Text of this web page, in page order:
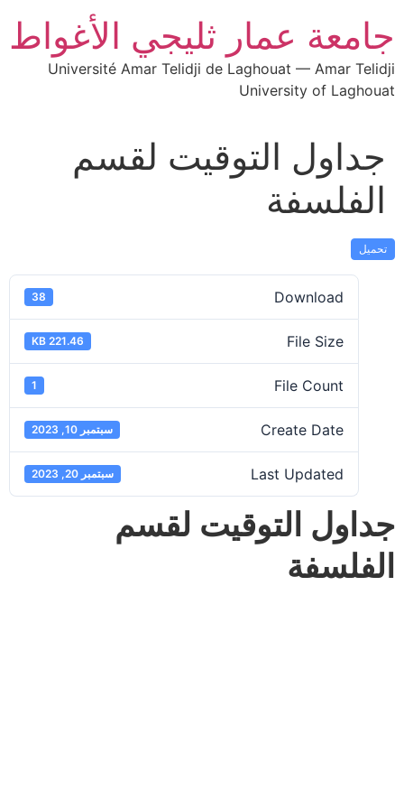
جامعة عمار ثليجي الأغواط
Université Amar Telidji de Laghouat — Amar Telidji
University of Laghouat
جداول التوقيت لقسم
الفلسفة
تحميل
Download
38
File Size
221.46 KB
File Count
1
Create Date سبتمبر 10, 2023
Last Updated سبتمبر 20, 2023
جداول التوقيت لقسم
الفلسفة